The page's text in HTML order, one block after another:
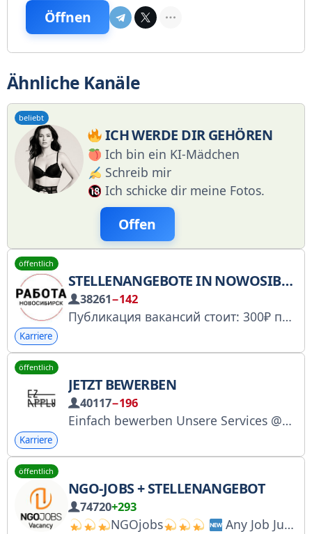
Öffnen
Ähnliche Kanäle
beliebt
ICH WERDE DIR GEHÖREN
Ich bin ein KI-Mädchen
Schreib mir
Ich schicke dir meine Fotos.
Offen
öffentlich
STELLENANGEBOTE IN NOWOSIBIRSK
38261−142
Публикация вакансий стоит: 300₽ пост | 900₽/7дней закрепление Публикация
Karriere
öffentlich
JETZT BEWERBEN
40117−196
Einfach bewerben Unsere Services @ezapply_2_bot Unsere Websites www.ezapply.ir www.ezapply.net Schnelle Fragen: @Ezapply_quick_questions Beratungstermin: http://ezapply.ir/user/getadvice @ezaapply Telefonnummer: 02122715820 02188403542 Instagram https://bit.ly/3izrUPu
Karriere
öffentlich
NGO-JOBS + STELLENANGEBOT
74720+293
NGOjobs Any Job Junior to Professional, everyday and everyhour